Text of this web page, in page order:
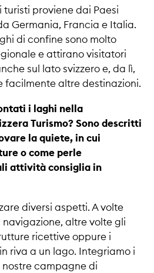
proviene dai Paesi
Germania, Francia e Italia.
di confine sono molto
e attirano visitatori
sul lato svizzero e, da lì,
facilmente altre destinazioni.
i laghi nella
Turismo? Sono descritti
la quiete, in cui
o come perle
attività consiglia in
diversi aspetti. A volte
altre volte gli
ricettive oppure i
riva a un lago. Integriamo i
nostre campagne di